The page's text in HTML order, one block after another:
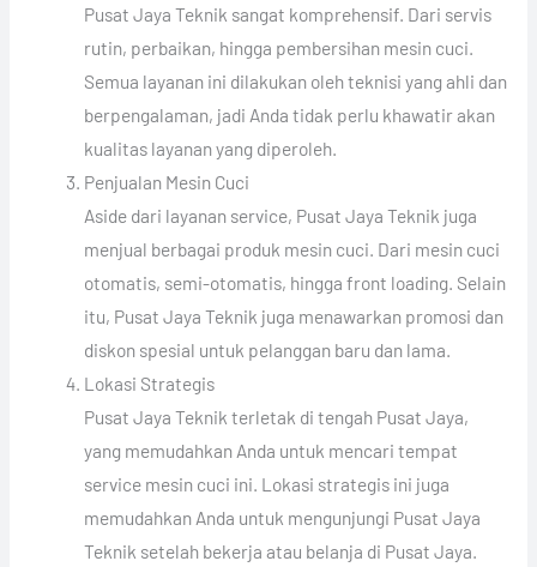
Pusat Jaya Teknik sangat komprehensif. Dari servis
rutin, perbaikan, hingga pembersihan mesin cuci.
Semua layanan ini dilakukan oleh teknisi yang ahli dan
berpengalaman, jadi Anda tidak perlu khawatir akan
kualitas layanan yang diperoleh.
Penjualan Mesin Cuci
Aside dari layanan service, Pusat Jaya Teknik juga
menjual berbagai produk mesin cuci. Dari mesin cuci
otomatis, semi-otomatis, hingga front loading. Selain
itu, Pusat Jaya Teknik juga menawarkan promosi dan
diskon spesial untuk pelanggan baru dan lama.
Lokasi Strategis
Pusat Jaya Teknik terletak di tengah Pusat Jaya,
yang memudahkan Anda untuk mencari tempat
service mesin cuci ini. Lokasi strategis ini juga
memudahkan Anda untuk mengunjungi Pusat Jaya
Teknik setelah bekerja atau belanja di Pusat Jaya.